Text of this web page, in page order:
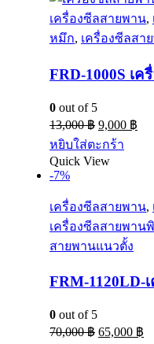
เครื่องซีลสายพาน,
หมึก, เครื่องซีลสา
FRD-1000S เ
0 out of 5
13,000฿ 9,000 ฿
หยิบใส่ตะกร้า
Quick View
-7%
เครื่องซีลสายพาน,
เครื่องซีลสายพา
สายพานแนวตั้ง
FRM-1120LD-
0 out of 5
70,000฿ 65,000 ฿